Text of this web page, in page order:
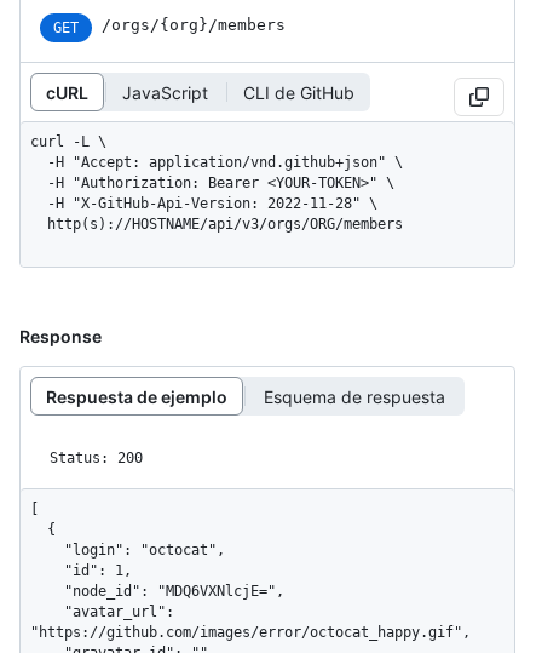
GET /orgs/{org}/members
cURL JavaScript CLI de GitHub
curl -L \
  http(s)://HOSTNAME/api/v3/orgs/ORG/members
Response
Respuesta de ejemplo Esquema de respuesta
Status: 200
"https://github.com/images/error/octocat_happy.gif",